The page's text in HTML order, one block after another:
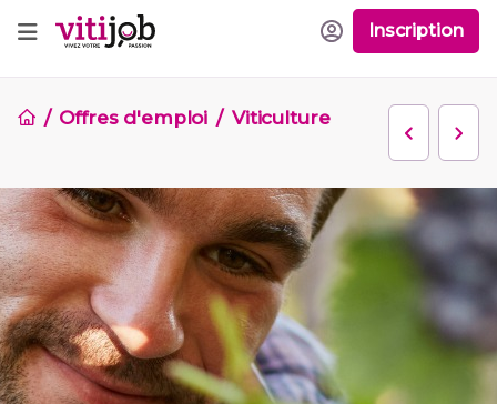
Inscription
Offres d'emploi Viticulture